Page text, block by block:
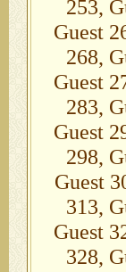
253,
Guest
268,
Guest
283,
Guest
298,
Guest
313,
Guest
328,